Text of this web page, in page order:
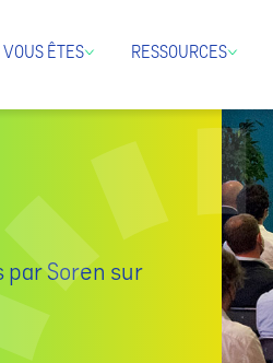
VOUS ÊTES RESSOURCES
Soren sur